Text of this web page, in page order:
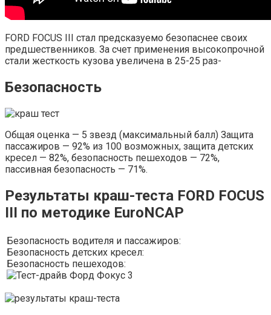
FORD FOCUS III стал предсказуемо безопаснее своих
предшественников. За счет применения высокопрочной
стали жесткость кузова увеличена в 25-25 раз-
Безопасность
Общая оценка — 5 звезд (максимальный балл) Защита
пассажиров — 92% из 100 возможных, защита детских
кресел — 82%, безопасность пешеходов — 72%,
пассивная безопасность — 71%.
Результаты краш-теста FORD FOCUS
III по методике EuroNCAP
Безопасность водителя и пассажиров:
Безопасность детских кресел:
Безопасность пешеходов: